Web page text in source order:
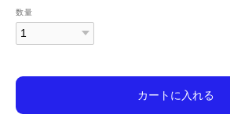
数量
カートに入れる